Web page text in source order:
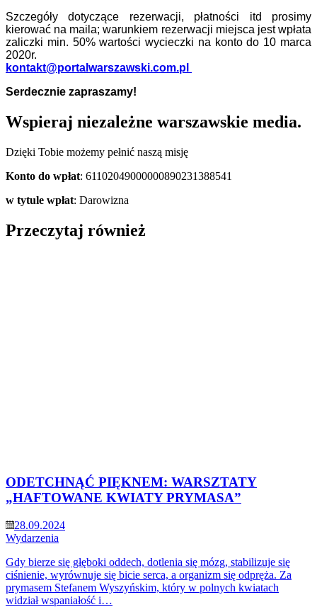
Szczegóły dotyczące rezerwacji, płatności itd prosimy
kierować na maila; warunkiem rezerwacji miejsca jest wpłata
zaliczki min. 50% wartości wycieczki na konto do 10 marca
2020r.
kontakt@portalwarszawski.com.pl
Serdecznie zapraszamy!
Wspieraj niezależne warszawskie media.
Dzięki Tobie możemy pełnić naszą misję
Konto do wpłat: 61102049000000890231388541
w tytule wpłat: Darowizna
Przeczytaj również
ODETCHNĄĆ PIĘKNEM: WARSZTATY
„HAFTOWANE KWIATY PRYMASA”
28.09.2024
Wydarzenia
Gdy bierze się głęboki oddech, dotlenia się mózg, stabilizuje się
ciśnienie, wyrównuje się bicie serca, a organizm się odpręża. Za
prymasem Stefanem Wyszyńskim, który w polnych kwiatach
widział wspaniałość i…